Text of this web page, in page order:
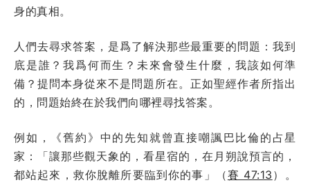
身的真相。
人們去尋求答案，是爲了解決那些最重要的問題：我到
底是誰？我爲何而生？未來會發生什麼，我該如何準
備？提問本身從來不是問題所在。正如聖經作者所指出
的，問題始終在於我們向哪裡尋找答案。
例如，《舊約》中的先知就曾直接嘲諷巴比倫的占星
家：「讓那些觀天象的，看星宿的，在月朔說預言的，
都站起來，救你脫離所要臨到你的事」（賽 47:13 ）。